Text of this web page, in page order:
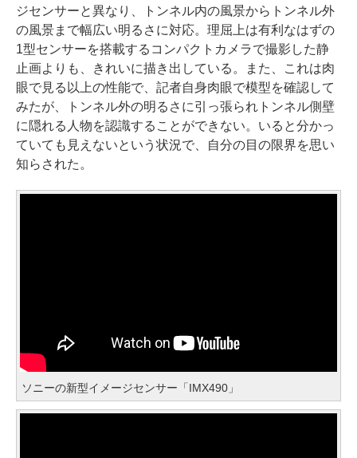
ジセンサーと異なり、トンネル内の風景からトンネル外
の風景まで幅広い明るさに対応。理屈上は有利なはずの
1型センサーを搭載するコンパクトカメラで撮影した静
止画よりも、きれいに描き出している。また、これは肉
眼で見る以上の性能で、記者自身肉眼で模型を確認して
みたが、トンネル外の明るさに引っ張られトンネル側壁
に隠れる人物を認識することができない。いると分かっ
ていても見えないという状況で、自分の目の限界を思い
知らされた。
ソニーの新型イメージセンサー「IMX490」